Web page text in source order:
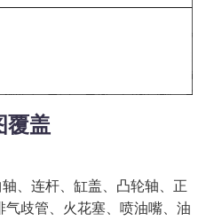
覆盖
、连杆、缸盖、凸轮轴、正
歧管、火花塞、喷油嘴、油